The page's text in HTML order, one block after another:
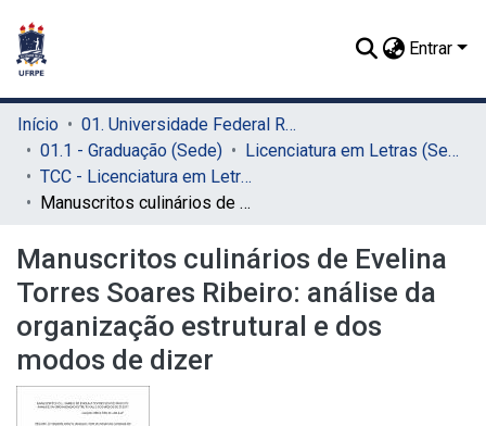
Entrar
Início
01. Universidade Federal Rural de Pernambuco - UFRPE (Sede)
01.1 - Graduação (Sede)
Licenciatura em Letras (Sede)
TCC - Licenciatura em Letras (Sede)
Manuscritos culinários de Evelina Torres Soares Ribeiro: análise da organização estrutural e dos modos de dizer
Manuscritos culinários de Evelina
Torres Soares Ribeiro: análise da
organização estrutural e dos
modos de dizer